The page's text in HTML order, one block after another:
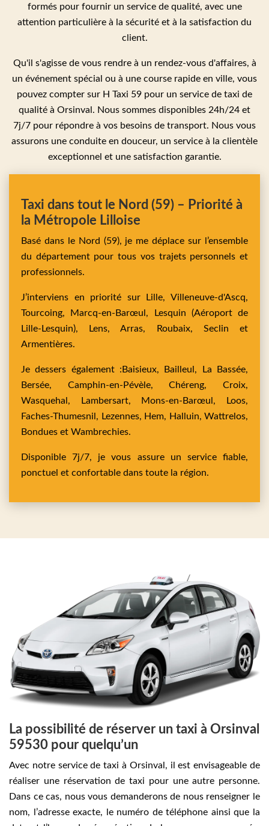
formés pour fournir un service de qualité, avec une
attention particulière à la sécurité et à la satisfaction du
client.
Qu'il s'agisse de vous rendre à un rendez-vous d'affaires, à
un événement spécial ou à une course rapide en ville, vous
pouvez compter sur H Taxi 59 pour un service de taxi de
qualité à Orsinval. Nous sommes disponibles 24h/24 et
7j/7 pour répondre à vos besoins de transport. Nous vous
assurons une conduite en douceur, un service à la clientèle
exceptionnel et une satisfaction garantie.
Taxi dans tout le Nord (59) – Priorité à
la Métropole Lilloise
Basé dans le Nord (59), je me déplace sur l’ensemble
du département pour tous vos trajets personnels et
professionnels.
J’interviens en priorité surLille,Villeneuve-d'Ascq,
Tourcoing,
Marcq-en-Barœul, Lesquin (Aéroport de
Lille-Lesquin), Lens,Arras, Roubaix, Seclin et
Armentières.
Je dessers également : Baisieux, Bailleul,
La Bassée,
Bersée, Camphin-en-Pévèle,Chéreng,Croix,
Wasquehal,
Lambersart, Mons-en-Barœul,
Loos,
Faches-Thumesnil, Lezennes, Hem, Halluin, Wattrelos,
Bondues et Wambrechies.
Disponible 7j/7, je vous assure un service fiable,
ponctuel et confortable dans toute la région.
La possibilité de réserver un taxi à Orsinval
59530 pour quelqu’un
Avec notre service de taxi à Orsinval, il est envisageable de
réaliser une réservation de taxi pour une autre personne.
Dans ce cas, nous vous demanderons de nous renseigner le
nom, l’adresse exacte, le numéro de téléphone ainsi que la